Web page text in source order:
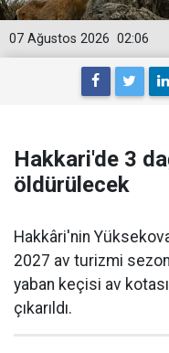
02:06
07 Ağustos 2026
Hakkari'de 3
öldürülecek
Hakkâri'nin
2027 av turizmi
yaban keçisi av
çıkarıldı.